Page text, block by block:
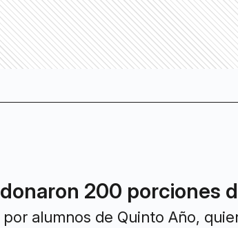
200 porciones
alumnos de Quinto Año,